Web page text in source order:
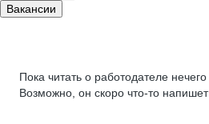
Вакансии
Пока читать о работодателе нечего
Возможно, он скоро что‑то напишет